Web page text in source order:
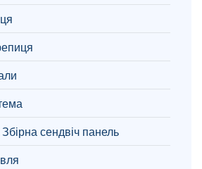
сендвіч панель